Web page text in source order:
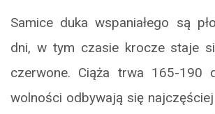
Samice duka wspaniałego są
dni, w tym czasie krocze staje
czerwone. Ciąża trwa 165-190
wolności odbywają się